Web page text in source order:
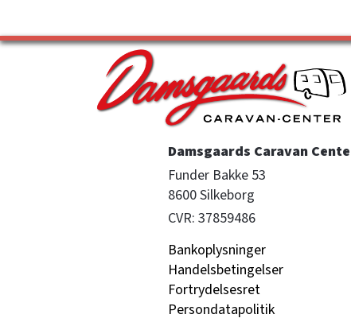
Damsgaards Caravan
Funder Bakke 53
8600 Silkeborg
CVR: 37859486
Bankoplysninger
Handelsbetingelser
Fortrydelsesret
Persondatapolitik